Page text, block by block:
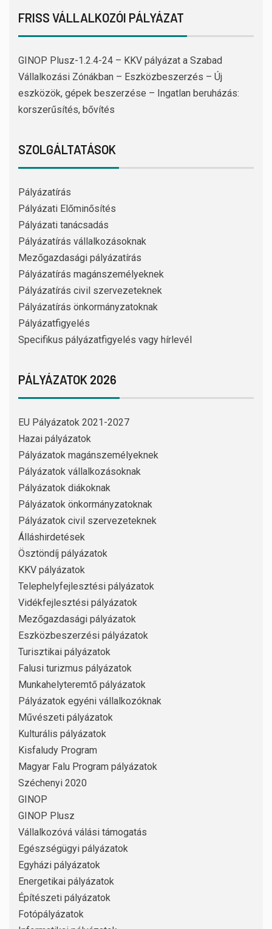
FRISS VÁLLALKOZÓI PÁLYÁZAT
GINOP Plusz-1.2.4-24 – KKV pályázat a Szabad
Vállalkozási Zónákban – Eszközbeszerzés – Új
eszközök, gépek beszerzése – Ingatlan beruházás:
korszerűsítés, bővítés
SZOLGÁLTATÁSOK
Pályázatírás
Pályázati Előminősítés
Pályázati tanácsadás
Pályázatírás vállalkozásoknak
Mezőgazdasági pályázatírás
Pályázatírás magánszemélyeknek
Pályázatírás civil szervezeteknek
Pályázatírás önkormányzatoknak
Pályázatfigyelés
Specifikus pályázatfigyelés vagy hírlevél
PÁLYÁZATOK 2026
EU Pályázatok 2021-2027
Hazai pályázatok
Pályázatok magánszemélyeknek
Pályázatok vállalkozásoknak
Pályázatok diákoknak
Pályázatok önkormányzatoknak
Pályázatok civil szervezeteknek
Álláshirdetések
Ösztöndíj pályázatok
KKV pályázatok
Telephelyfejlesztési pályázatok
Vidékfejlesztési pályázatok
Mezőgazdasági pályázatok
Eszközbeszerzési pályázatok
Turisztikai pályázatok
Falusi turizmus pályázatok
Munkahelyteremtő pályázatok
Pályázatok egyéni vállalkozóknak
Művészeti pályázatok
Kulturális pályázatok
Kisfaludy Program
Magyar Falu Program pályázatok
Széchenyi 2020
GINOP
GINOP Plusz
Vállalkozóvá válási támogatás
Egészségügyi pályázatok
Egyházi pályázatok
Energetikai pályázatok
Építészeti pályázatok
Fotópályázatok